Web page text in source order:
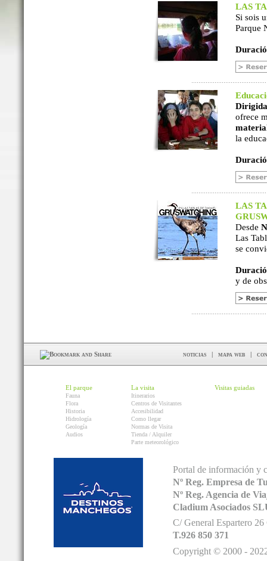
LAS
Si sois
Parque
ofrece
la
LAS
Desde
Las
se
y de
noticias | mapa web |
El parque
Fauna
Flora
Historia
Hidrología
Geología
Audios
La visita
Itinerarios
Centros de Visitantes
Accesibilidad
Como llegar
Normas de Visita
Tienda / Alquiler
Parte meteorológico
Visitas guiadas
Portal de información y
Nº Reg. Empresa de
Nº Reg. Agencia de
Cladium Asociados
C/ General Espartero
T.926 850 371
Copyright © 2000 -